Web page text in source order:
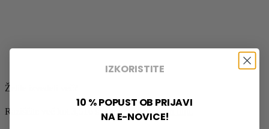
Želite izvedeti več?
Raziščite več kot 3,516 študij o rucinusovem olju.
IZKORISTITE
10 % POPUST OB PRIJAVI
NA E-NOVICE!